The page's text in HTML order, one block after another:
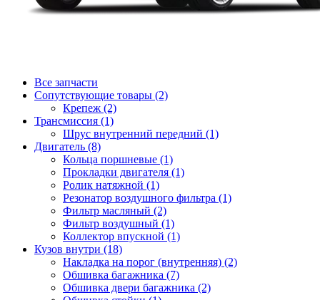
Все запчасти
Сопутствующие товары (2)
Крепеж (2)
Трансмиссия (1)
Шрус внутренний передний (1)
Двигатель (8)
Кольца поршневые (1)
Прокладки двигателя (1)
Ролик натяжной (1)
Резонатор воздушного фильтра (1)
Фильтр масляный (2)
Фильтр воздушный (1)
Коллектор впускной (1)
Кузов внутри (18)
Накладка на порог (внутренняя) (2)
Обшивка багажника (7)
Обшивка двери багажника (2)